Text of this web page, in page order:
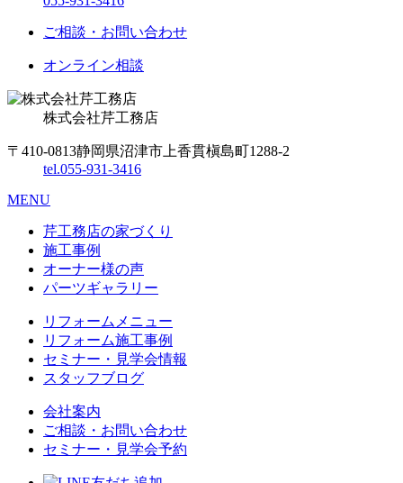
ご相談・お問い合わせ
オンライン相談
株式会社芹工務店
〒410-0813静岡県沼津市上香貫槇島町1288-2
tel.055-931-3416
MENU
芹工務店の家づくり
施工事例
オーナー様の声
パーツギャラリー
リフォームメニュー
リフォーム施工事例
セミナー・見学会情報
スタッフブログ
会社案内
ご相談・お問い合わせ
セミナー・見学会予約